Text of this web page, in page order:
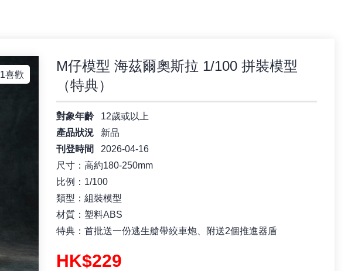
1喜歡
M仔模型 海茲爾奧斯拉 1/100 拼裝模型
（特典）
對象年齡
12歲或以上
產品狀況
新品
刊登時間
2026-04-16
尺寸：高約180-250mm
比例：1/100
類型：組裝模型
材質：塑料ABS
特典：首批送一份逃生艙帶絞車炮、附送2個推進器盾
HK$229